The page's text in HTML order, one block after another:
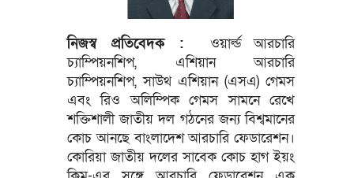
নিজস্ব প্রতিবেদক : ওয়ার্ল্ড আরচারি
চ্যাম্পিয়নশিপ, এশিয়ান আরচারি
চ্যাম্পিয়নশিপ, সাউথ এশিয়ান (এসএ) গেমস
এবং রিও অলিম্পিক গেমস সামনে রেখে
শক্তিশালী জাতীয় দল গঠনের জন্য বিশ্বমানের
কোচ আনছে বাংলাদেশ আরচারি ফেডারেশন।
কোরিয়া জাতীয় দলের সাবেক কোচ হাগ ইয়ং